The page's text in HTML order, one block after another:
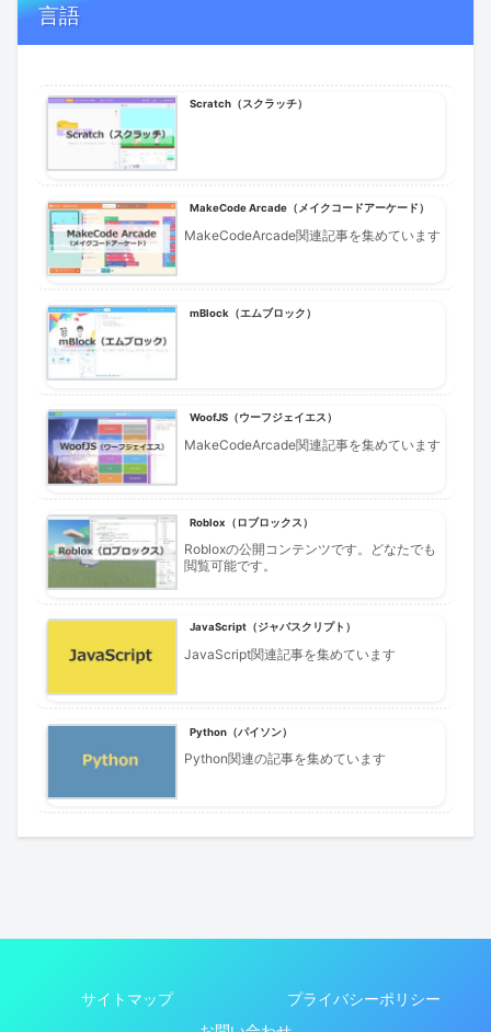
言語
Scratch（スクラッチ）
MakeCode Arcade（メイクコードアーケード）
MakeCodeArcade関連記事を集めています
mBlock（エムブロック）
WoofJS（ウーフジェイエス）
MakeCodeArcade関連記事を集めています
Roblox（ロブロックス）
Robloxの公開コンテンツです。どなたでも
閲覧可能です。
JavaScript（ジャバスクリプト）
JavaScript関連記事を集めています
Python（パイソン）
Python関連の記事を集めています
サイトマップ
プライバシーポリシー